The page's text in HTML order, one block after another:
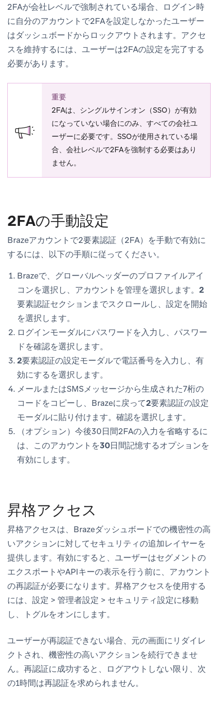
2FAが会社レベルで強制されている場合、ログイン時
に自分のアカウントで2FAを設定しなかったユーザー
はダッシュボードからロックアウトされます。アクセ
スを維持するには、ユーザーは2FAの設定を完了する
必要があります。
重要
2FAは、シングルサインオン（SSO）が有効
になっていない場合にのみ、すべての会社ユ
ーザーに必要です。SSOが使用されている場
合、会社レベルで2FAを強制する必要はあり
ません。
2FAの手動設定
Brazeアカウントで2要素認証（2FA）を手動で有効に
するには、以下の手順に従ってください。
Brazeで、グローバルヘッダーのプロファイルアイ
コンを選択し、 アカウントを管理を選択します。 2
要素認証セクションまでスクロールし、 設定を開始
を選択します。
ログインモーダルにパスワードを入力し、 パスワー
ドを確認を選択します。
2要素認証の設定モーダルで電話番号を入力し、 有
効にするを選択します。
メールまたはSMSメッセージから生成された7桁の
コードをコピーし、Brazeに戻って2要素認証の設定
モーダルに貼り付けます。 確認を選択します。
（オプション）今後30日間2FAの入力を省略するに
は、 このアカウントを30日間記憶するオプションを
有効にします。
昇格アクセス
昇格アクセスは、Brazeダッシュボードでの機密性の高
いアクションに対してセキュリティの追加レイヤーを
提供します。有効にすると、ユーザーはセグメントの
エクスポートやAPIキーの表示を行う前に、アカウント
の再認証が必要になります。昇格アクセスを使用する
には、 設定 > 管理者設定 > セキュリティ設定に移動
し、トグルをオンにします。
ユーザーが再認証できない場合、元の画面にリダイレ
クトされ、機密性の高いアクションを続行できませ
ん。再認証に成功すると、ログアウトしない限り、次
の1時間は再認証を求められません。